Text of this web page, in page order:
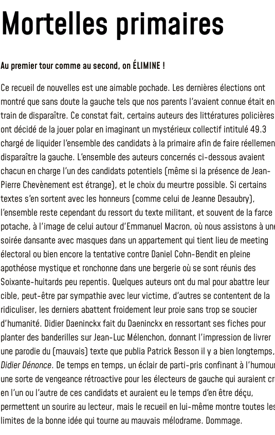
Mortelles primaires
Au premier tour comme au second, on ÉLIMINE !
Ce recueil de nouvelles est une aimable pochade. Les dernières élections ont
montré que sans doute la gauche tels que nos parents l'avaient connue était en
train de disparaître. Ce constat fait, certains auteurs des littératures policières
ont décidé de la jouer polar en imaginant un mystérieux collectif intitulé 49.3
chargé de liquider l'ensemble des candidats à la primaire afin de faire
disparaître la gauche. L'ensemble des auteurs concernés ci-dessous avaient
chacun en charge l'un des candidats potentiels (même si la présence de Jean-
Pierre Chevènement est étrange), et le choix du meurtre possible. Si certains
textes s'en sortent avec les honneurs (comme celui de Jeanne Desaubry),
l'ensemble reste cependant du ressort du texte militant, et souvent de la farce
potache, à l'image de celui autour d'Emmanuel Macron, où nous assistons à
soirée dansante avec masques dans un appartement qui tient lieu de meeting
électoral ou bien encore la tentative contre Daniel Cohn-Bendit en pleine
apothéose mystique et ronchonne dans une bergerie où se sont réunis des
Soixante-huitards peu repentis. Quelques auteurs ont du mal pour abattre leur
cible, peut-être par sympathie avec leur victime, d'autres se contentent de la
ridiculiser, les derniers abattent froidement leur proie sans trop se soucier
d'humanité. Didier Daeninckx fait du Daeninckx en ressortant ses fiches pour
planter des banderilles sur Jean-Luc Mélenchon, donnant l'impression de livrer
une parodie du (mauvais) texte que publia Patrick Besson il y a bien longtemps,
Didier Dénonce. De temps en temps, un éclair de parti-pris confinant à
une sorte de vengeance rétroactive pour les électeurs de gauche qui auraient
en l'un ou l'autre de ces candidats et auraient eu le temps d'en être déçu,
permettent un sourire au lecteur, mais le recueil en lui-même montre toutes
limites de la bonne idée qui tourne au mauvais mélodrame. Dommage.